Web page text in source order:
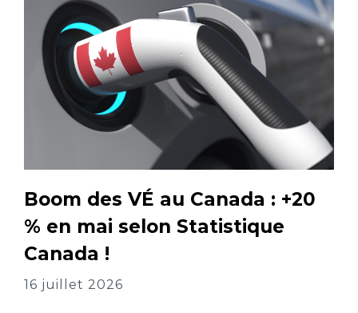
Boom des VÉ au Canada : +20
% en mai selon Statistique
Canada !
16 juillet 2026